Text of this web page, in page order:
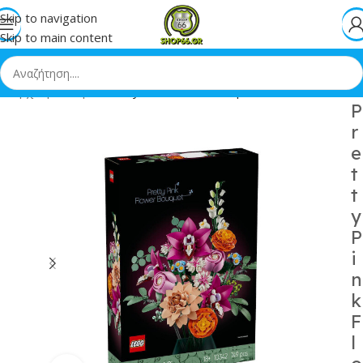
Skip to navigation
Skip to main content
Αρχική»Shop»Pretty Pink Flower Bouqu
P
r
e
t
t
y
P
i
n
k
F
l